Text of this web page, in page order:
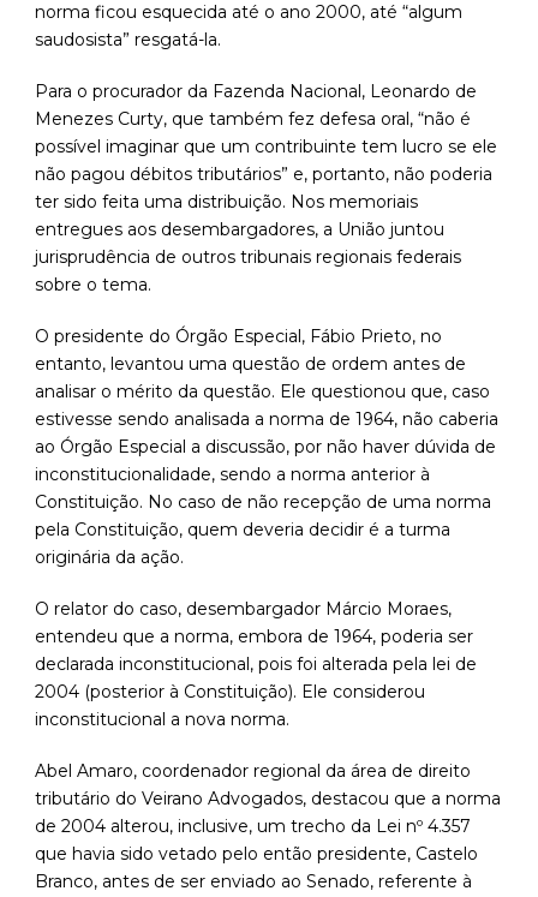
norma ficou esquecida até o ano 2000, até “algum
saudosista” resgatá-la.
Para o procurador da Fazenda Nacional, Leonardo de
Menezes Curty, que também fez defesa oral, “não é
possível imaginar que um contribuinte tem lucro se ele
não pagou débitos tributários” e, portanto, não poderia
ter sido feita uma distribuição. Nos memoriais
entregues aos desembargadores, a União juntou
jurisprudência de outros tribunais regionais federais
sobre o tema.
O presidente do Órgão Especial, Fábio Prieto, no
entanto, levantou uma questão de ordem antes de
analisar o mérito da questão. Ele questionou que, caso
estivesse sendo analisada a norma de 1964, não caberia
ao Órgão Especial a discussão, por não haver dúvida de
inconstitucionalidade, sendo a norma anterior à
Constituição. No caso de não recepção de uma norma
pela Constituição, quem deveria decidir é a turma
originária da ação.
O relator do caso, desembargador Márcio Moraes,
entendeu que a norma, embora de 1964, poderia ser
declarada inconstitucional, pois foi alterada pela lei de
2004 (posterior à Constituição). Ele considerou
inconstitucional a nova norma.
Abel Amaro, coordenador regional da área de direito
tributário do Veirano Advogados, destacou que a norma
de 2004 alterou, inclusive, um trecho da Lei nº 4.357
que havia sido vetado pelo então presidente, Castelo
Branco, antes de ser enviado ao Senado, referente à